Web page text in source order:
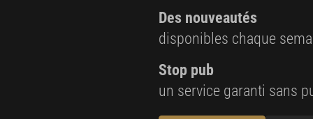
Garniture
12 cébettes
12 pétales de tomate confite taillés en lanières
20 bâtonnets d’ail confit
fleur de sel
Des nouveautés
disponibles chaque
Stop pub
un service garanti sans